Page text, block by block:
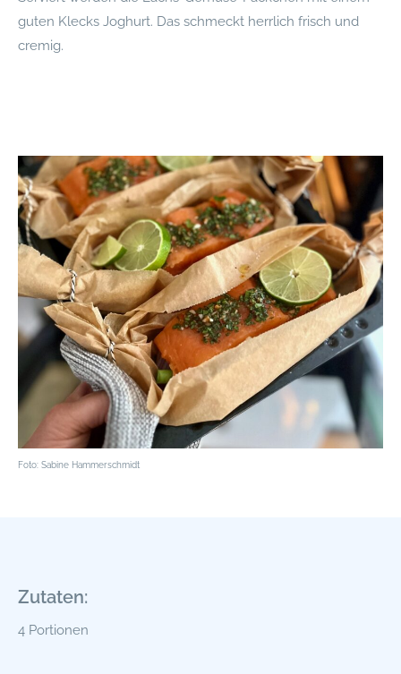
guten Klecks Joghurt. Das schmeckt herrlich frisch und
cremig.
Foto: Sabine Hammerschmidt
Zutaten:
4 Portionen